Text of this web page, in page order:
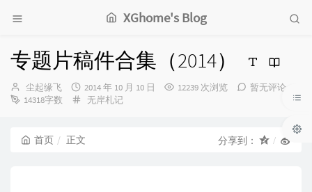
XGhome's Blog
专题片稿件合集（2014）
博
主：
尘起缘飞
发
布
2014 年 10 月 10 日 12239 次浏览
暂无评论
14318字数
分
无岸札记
首页 正文 分享到：